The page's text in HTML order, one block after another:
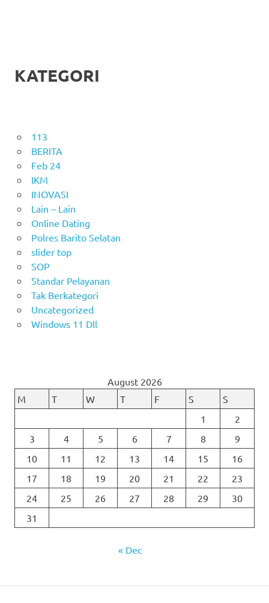
KATEGORI
113
BERITA
Feb 24
IKM
INOVASI
Lain – Lain
Online Dating
Polres Barito Selatan
slider top
SOP
Standar Pelayanan
Tak Berkategori
Uncategorized
Windows 11 Dll
August 2026
M
T W T F S
S
1
2
3
4 5 6 7 8
9
10
11 12 13 14 15
16
17
18 19 20 21 22
23
24
25 26 27 28 29
30
31
« Dec